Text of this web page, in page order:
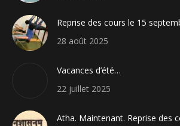
Reprise des cours le 15
28 août 2025
Vacances d’été…
22 juillet 2025
Atha. Maintenant. Reprise des